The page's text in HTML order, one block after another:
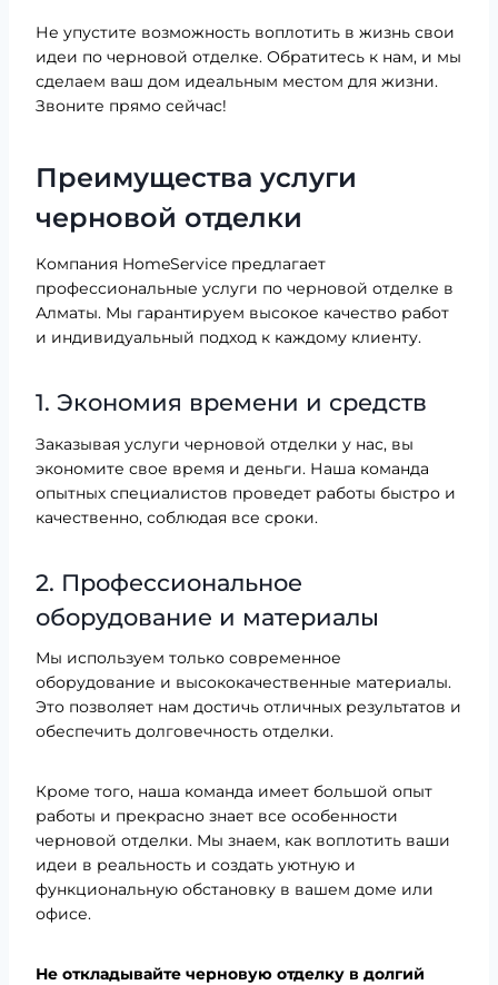
Не упустите возможность воплотить в жизнь свои
идеи по черновой отделке. Обратитесь к нам, и мы
сделаем ваш дом идеальным местом для жизни.
Звоните прямо сейчас!
Преимущества услуги
черновой отделки
Компания HomeService предлагает
профессиональные услуги по черновой отделке в
Алматы. Мы гарантируем высокое качество работ
и индивидуальный подход к каждому клиенту.
1. Экономия времени и средств
Заказывая услуги черновой отделки у нас, вы
экономите свое время и деньги. Наша команда
опытных специалистов проведет работы быстро и
качественно, соблюдая все сроки.
2. Профессиональное
оборудование и материалы
Мы используем только современное
оборудование и высококачественные материалы.
Это позволяет нам достичь отличных результатов и
обеспечить долговечность отделки.
Кроме того, наша команда имеет большой опыт
работы и прекрасно знает все особенности
черновой отделки. Мы знаем, как воплотить ваши
идеи в реальность и создать уютную и
функциональную обстановку в вашем доме или
офисе.
Не откладывайте черновую отделку в долгий